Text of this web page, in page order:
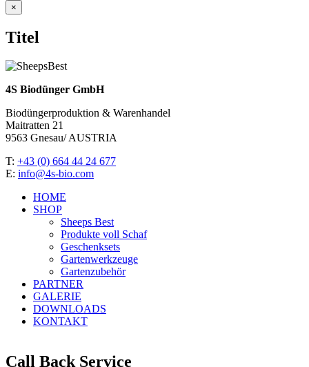
Close
product
view
×
Titel
4S Biodünger GmbH
Biodüngerproduktion & Warenhandel
Maitratten 21
9563 Gnesau/ AUSTRIA
T: +43 (0) 664 44 24 677
E: info@4s-bio.com
HOME
SHOP
Sheeps Best
Produkte voll Schaf
Geschenksets
Gartenwerkzeuge
Gartenzubehör
PARTNER
GALERIE
DOWNLOADS
KONTAKT
Call Back Service